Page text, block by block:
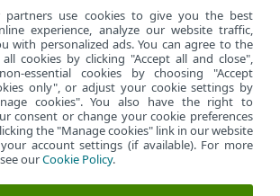
> Blacklist e whitelist
desktop
Base
partners use cookies to give you the best
experience, analyze our website traffic,
with personalized ads. You can agree to the
cookies by clicking "Accept all and close",
essential cookies by choosing "Accept
only", or adjust your cookie settings by
cookies". You also have the right to
consent or change your cookie preferences
the "Manage cookies" link in our website
account settings (if available). For more
ourCookie Policy.